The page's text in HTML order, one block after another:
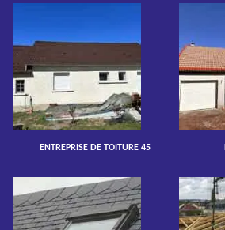
ENTREPRISE DE TOITURE 45